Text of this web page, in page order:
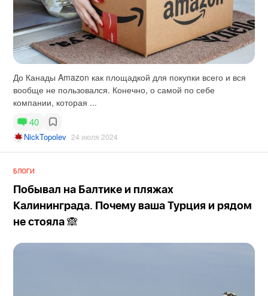
До Канады Amazon как площадкой для покупки всего и вся
вообще не пользовался. Конечно, о самой по себе
компании, которая ...
40
NickTopolev 24 июля 2024
БЛОГИ
Побывал на Балтике и пляжах
Калининграда. Почему ваша Турция и рядом
не стояла 🙈